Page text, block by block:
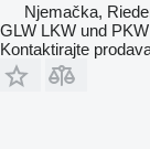
Njemačka,
GLW LKW und
Kontaktirajte